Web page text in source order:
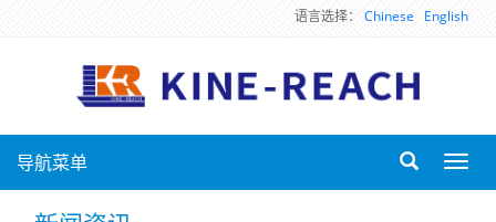
语言选择： Chinese English
导航菜单